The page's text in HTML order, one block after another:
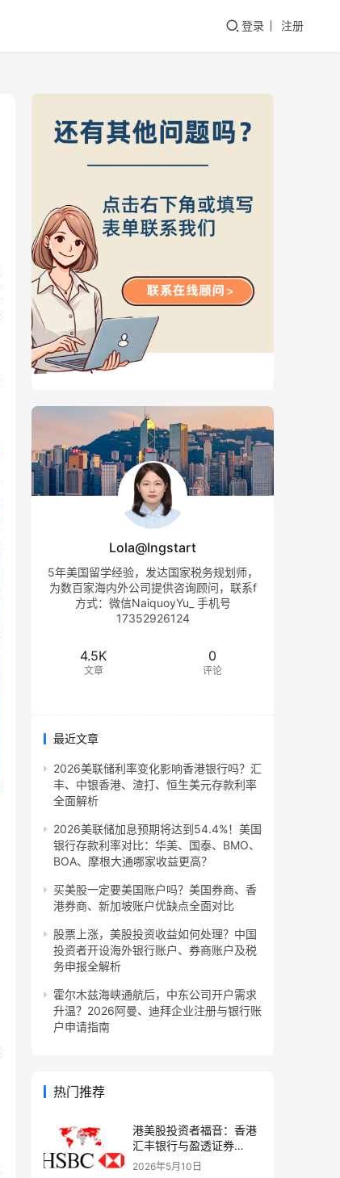
登录 注册
Lola@Ingstart
5年美国留学经验，发达国家税务规划师，
为数百家海内外公司提供咨询顾问，联系f
方式：微信NaiquoyYu_ 手机号
17352926124
4.5K
文章
0
评论
最近文章
2026美联储利率变化影响香港银行吗？汇
丰、中银香港、渣打、恒生美元存款利率
全面解析
2026美联储加息预期将达到54.4%！美国
银行存款利率对比：华美、国泰、BMO、
BOA、摩根大通哪家收益更高？
买美股一定要美国账户吗？美国券商、香
港券商、新加坡账户优缺点全面对比
股票上涨，美股投资收益如何处理？中国
投资者开设海外银行账户、券商账户及税
务申报全解析
霍尔木兹海峡通航后，中东公司开户需求
升温？2026阿曼、迪拜企业注册与银行账
户申请指南
热门推荐
港美股投资者福音：香港
汇丰银行与盈透证券
（IBKR）绑定入金全流
2026年5月10日